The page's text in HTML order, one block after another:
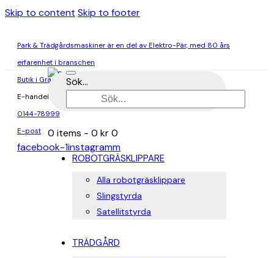
Skip to content Skip to footer
Park & Trädgårdsmaskiner är en del av Elektro-Pär, med 80 års
erfarenhet i branschen
Butik i Gränna & Ödeshög
E-handel
0144-78999
E-post
facebook-1instagramm
Sök...
0 items - 0 kr0
ROBOTGRÄSKLIPPARE
Alla robotgräsklippare
Slingstyrda
Satellitstyrda
TRÄDGÅRD